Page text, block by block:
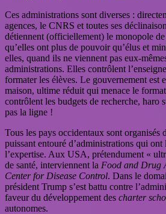
Ces administrations sont diverses :
agences, le CNRS et toutes ses
détiennent (officiellement) le monopole
qu’elles ont plus de pouvoir qu’élus et
elles, quand ils ne viennent pas eux-
administrations. Elles contrôlent
formater les élèves. Le gouvernement est
maison, ultime réduit qui menace le
contrôlent les budgets de recherche, haro
pas la ligne !
Tous les pays occidentaux sont organisés
puissant entouré d’administrations qui
l’expertise. Aux USA, prétendument «
de santé, interviennent la Food and Drug
Center for Disease Control. Dans le
président Trump s’est battu contre
faveur du développement des charter
autonomes.